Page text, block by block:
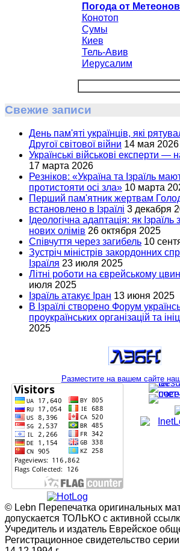
Погода от
Конотоп
Сумы
Киев
Тель-Авив
Иерусалим
Свежие записи
День пам'яті українців, які
Другої світової війни 14 мая 2026
Українські військові експерти —
17 марта 2026
Резніков: «Україна та Ізраїль
протистояти осі зла» 10 марта
Перший пам'ятник жертвам
встановлено в Ізраїлі 3 декабря
Ідеологічна адаптація: як Ізраїль
нових олімів 26 октября 2025
Співчуття через загибель 10
Зустріч міністрів закордонних
Ізраїля 23 июля 2025
Літні роботи на єврейському
июля 2025
Ізраїль атакує Іран 13 июня 2025
В Ізраїлі створено Форум
проукраїнських організацій та
2025
Разместите на вашем сайте
© Lebn Перепечатка оригинальных
допускается ТОЛЬКО с активной
Учредитель и издатель Еврейское
Регистрационное свидетельство